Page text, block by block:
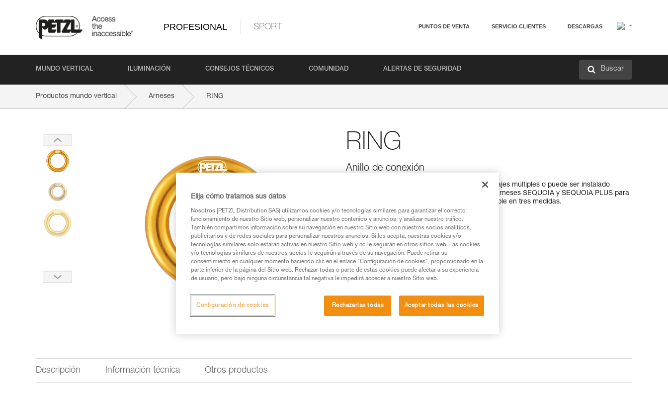
PROFESIONAL SPORT PUNTOS DE VENTA SERVICIO CLIENTES DESCARGAS
MUNDO VERTICAL ILUMINACIÓN CONSEJOS TÉCNICOS COMUNIDAD ALERTAS DE SEGURIDAD Buscar
Productos mundo vertical Arneses RING
RING
Anillo de conexión
El anillo de conexión RING permite realizar anclajes múltiples o puede ser instalado
directamente en el puente de enganche de los arneses SEQUOIA y SEQUOIA PLUS para
mejorar la movilidad lateral del podador. Disponible en tres medidas.
Buscar un punto de venta
Descripción Información técnica Otros productos
Elija cómo tratamos sus datos
Nosotros [PETZL Distribution SAS) utilizamos cookies y/o tecnologías similares para garantizar el correcto
funcionamiento de nuestro Sitio web, personalizar nuestro contenido y anuncios, y analizar nuestro tráfico.
También compartimos información sobre su navegación en nuestro Sitio web con nuestros socios analíticos,
publicitarios y de redes sociales para personalizar nuestros anuncios. Si los acepta, nuestras cookies y/o
tecnologías similares solo estarán activas en nuestro Sitio web y no le seguirán en otros sitios web. Las cookies
y/o tecnologías similares de nuestros socios le seguirán a través de su navegación. Puede retirar su
consentimiento en cualquier momento haciendo clic en el enlace "Configuración de cookies", proporcionado en la
parte inferior de la página del Sitio web. Rechazar todas o parte de estas cookies puede afectar a su experiencia
de usuario, pero bajo ninguna circunstancia tal negativa le impedirá acceder a nuestro Sitio web.
Rechazarlas todas Aceptar todas las cookies
Configuración de cookies